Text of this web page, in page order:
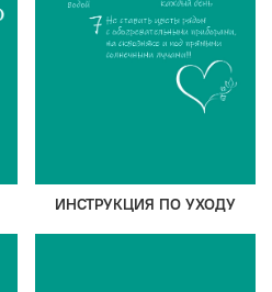
ИНСТРУКЦИЯ ПО УХОДУ